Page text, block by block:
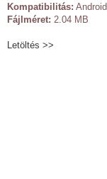
Kompatibilitás:
Fájlméret: 2.04 MB
Letöltés >>